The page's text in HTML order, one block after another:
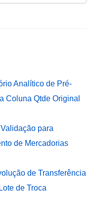
Analítico de Pré-
Coluna Qtde Original
para
de Mercadorias
de Transferência
de Troca